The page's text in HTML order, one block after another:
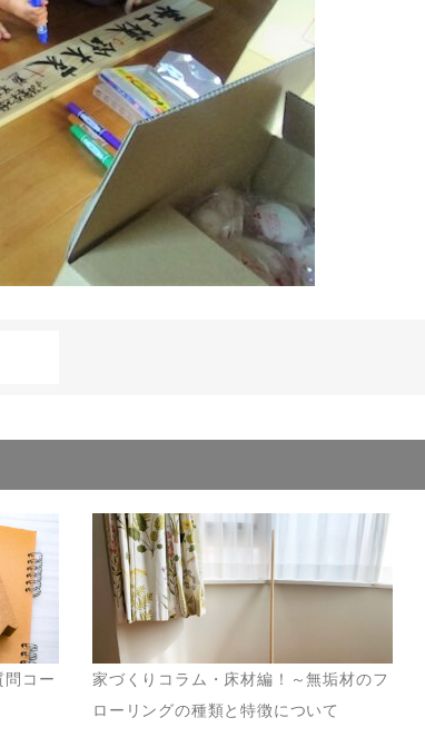
問コー
家づくりコラム・床材編！～無垢材のフ
ローリングの種類と特徴について